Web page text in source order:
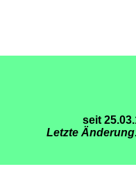
seit
Letzte